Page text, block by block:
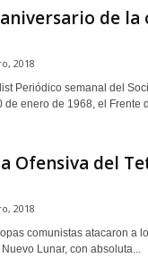
de la
2018
Periódico semanal del
de enero de 1968, el Frente
Ofensiva del
2018
comunistas atacaron a
Lunar, con absoluta...